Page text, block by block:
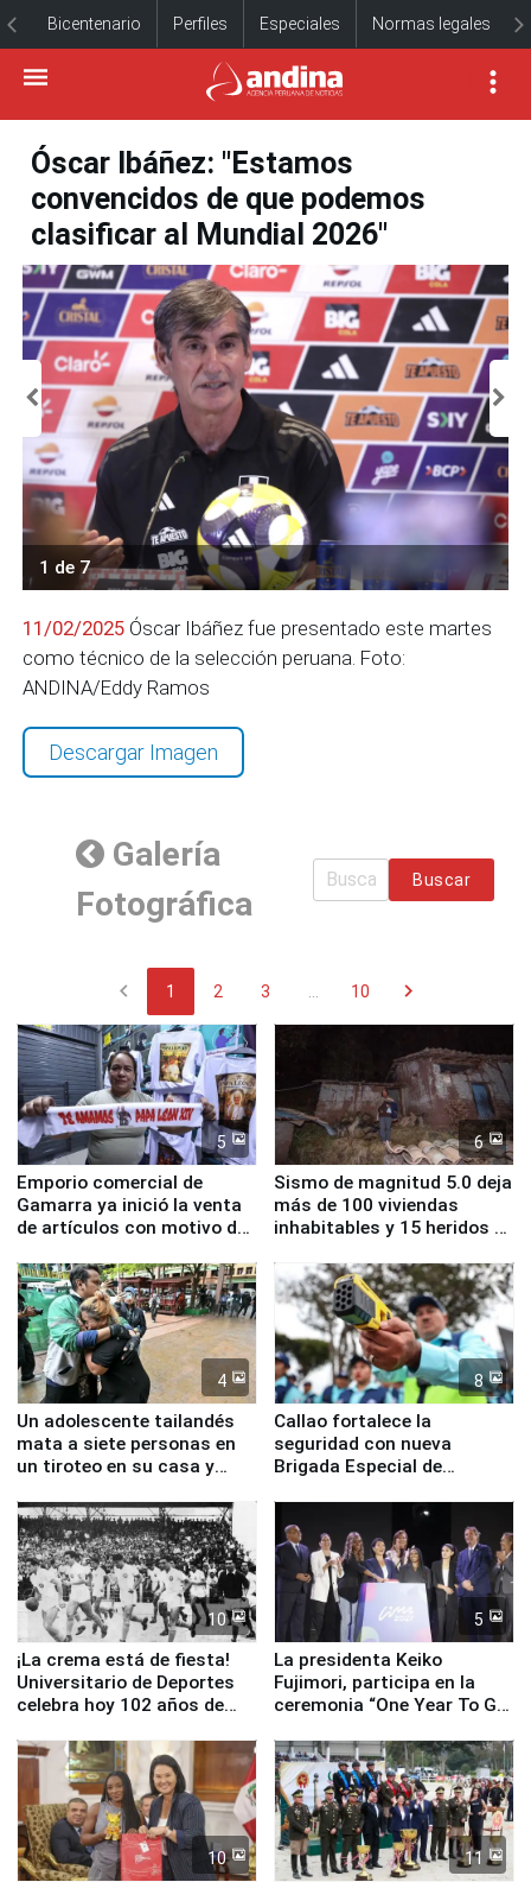
Bicentenario Perfiles Especiales Normas legales
Óscar Ibáñez: "Estamos
convencidos de que podemos
clasificar al Mundial 2026"
1 de 7
11/02/2025 Óscar Ibáñez fue presentado este martes
como técnico de la selección peruana. Foto:
ANDINA/Eddy Ramos
Descargar Imagen
Galería
Fotográfica
Buscar
chevron_left 1 2 3 10 chevron_right
5
Emporio comercial de
Gamarra ya inició la venta
de artículos con motivo de
6
Sismo de magnitud 5.0 deja
más de 100 viviendas
inhabitables y 15 heridos en
4
Un adolescente tailandés
mata a siete personas en
un tiroteo en su casa y
8
Callao fortalece la
seguridad con nueva
Brigada Especial de
equipamiento para
Serenazgo
10
¡La crema está de fiesta!
Universitario de Deportes
celebra hoy 102 años de
5
La presidenta Keiko
Fujimori, participa en la
ceremonia “One Year To Go
10 11